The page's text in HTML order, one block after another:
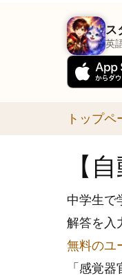
ス
英
トップペ
【
中学生で
解答を入
無料のユ
「感覚